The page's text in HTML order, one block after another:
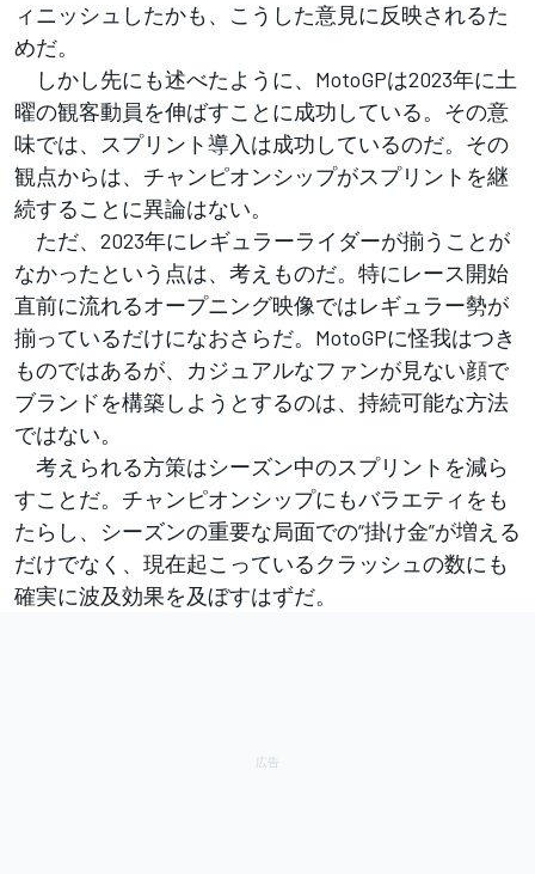
ィニッシュしたかも、こうした意見に反映されるた
めだ。
しかし先にも述べたように、MotoGPは2023年に土
曜の観客動員を伸ばすことに成功している。その意
味では、スプリント導入は成功しているのだ。その
観点からは、チャンピオンシップがスプリントを継
続することに異論はない。
ただ、2023年にレギュラーライダーが揃うことが
なかったという点は、考えものだ。特にレース開始
直前に流れるオープニング映像ではレギュラー勢が
揃っているだけになおさらだ。MotoGPに怪我はつき
ものではあるが、カジュアルなファンが見ない顔で
ブランドを構築しようとするのは、持続可能な方法
ではない。
考えられる方策はシーズン中のスプリントを減ら
すことだ。チャンピオンシップにもバラエティをも
たらし、シーズンの重要な局面での“掛け金”が増える
だけでなく、現在起こっているクラッシュの数にも
確実に波及効果を及ぼすはずだ。